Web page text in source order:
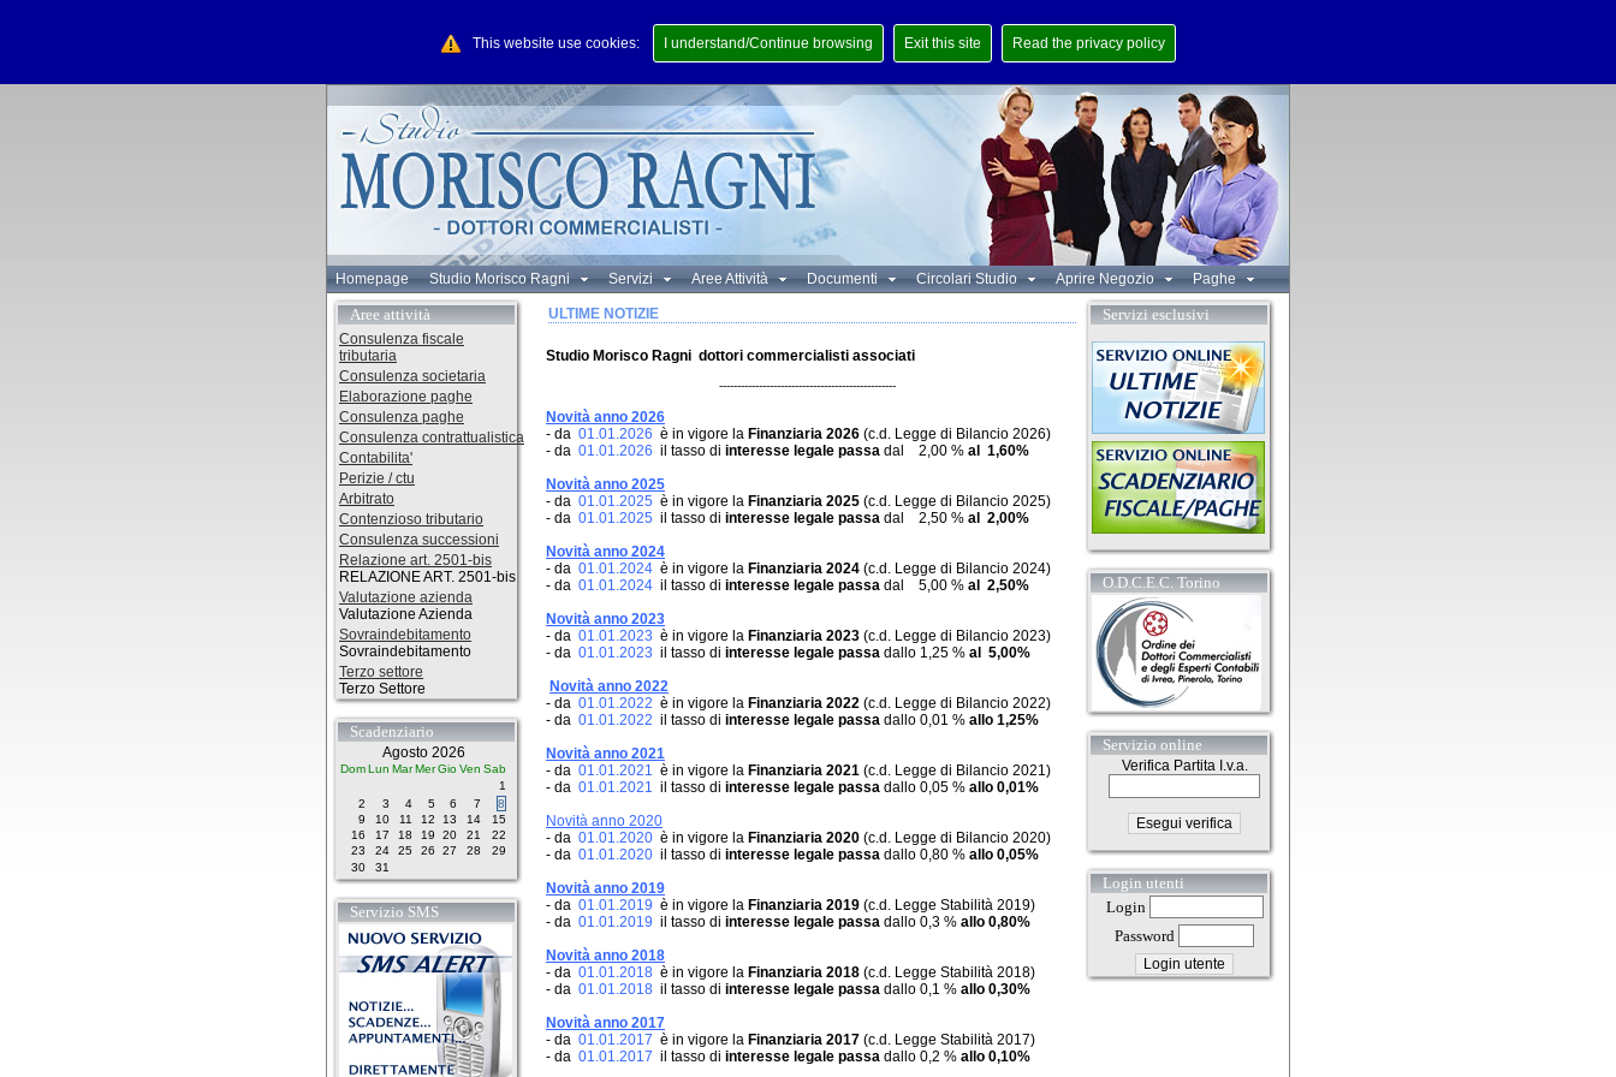
This website use cookies: I understand/Continue browsing Exit this site Read the privacy policy
Homepage Studio Morisco Ragni Servizi Aree Attività Documenti Circolari Studio Aprire Negozio Paghe
Aree attività
Consulenza fiscale
tributaria
Consulenza societaria
Elaborazione paghe
Consulenza paghe
Consulenza contrattualistica
Contabilita'
Perizie / ctu
Arbitrato
Contenzioso tributario
Consulenza successioni
Relazione art. 2501-bis
RELAZIONE ART. 2501-bis
Valutazione azienda
Valutazione Azienda
Sovraindebitamento
Sovraindebitamento
Terzo settore
Terzo Settore
Scadenziario
Agosto 2026
DomLun MarMerGioVen Sab
1
2
3 4 5 6 7
8
9
10 11 12 13 14
15
16
17 18 19 20 21
22
23
24 25 26 27 28
29
30
31
Servizio SMS
ULTIME NOTIZIE
Studio Morisco Ragni dottori commercialisti associati
-------------------------------------------------
Novità anno 2026
- da 01.01.2026 è in vigore la Finanziaria 2026 (c.d. Legge di Bilancio 2026)
- da 01.01.2026 il tasso di interesse legale passa dal 2,00 % al 1,60%
Novità anno 2025
- da 01.01.2025 è in vigore la Finanziaria 2025 (c.d. Legge di Bilancio 2025)
- da 01.01.2025 il tasso di interesse legale passa dal 2,50 % al 2,00%
Novità anno 2024
- da 01.01.2024 è in vigore la Finanziaria 2024 (c.d. Legge di Bilancio 2024)
- da 01.01.2024 il tasso di interesse legale passa dal 5,00 % al 2,50%
Novità anno 2023
- da 01.01.2023 è in vigore la Finanziaria 2023 (c.d. Legge di Bilancio 2023)
- da 01.01.2023 il tasso di interesse legale passa dallo 1,25 % al 5,00%
Novità anno 2022
- da 01.01.2022 è in vigore la Finanziaria 2022 (c.d. Legge di Bilancio 2022)
- da 01.01.2022 il tasso di interesse legale passa dallo 0,01 % allo 1,25%
Novità anno 2021
- da 01.01.2021 è in vigore la Finanziaria 2021 (c.d. Legge di Bilancio 2021)
- da 01.01.2021 il tasso di interesse legale passa dallo 0,05 % allo 0,01%
Novità anno 2020
- da 01.01.2020 è in vigore la Finanziaria 2020 (c.d. Legge di Bilancio 2020)
- da 01.01.2020 il tasso di interesse legale passa dallo 0,80 % allo 0,05%
Novità anno 2019
- da 01.01.2019 è in vigore la Finanziaria 2019 (c.d. Legge Stabilità 2019)
- da 01.01.2019 il tasso di interesse legale passa dallo 0,3 % allo 0,80%
Novità anno 2018
- da 01.01.2018 è in vigore la Finanziaria 2018 (c.d. Legge Stabilità 2018)
- da 01.01.2018 il tasso di interesse legale passa dallo 0,1 % allo 0,30%
Novità anno 2017
- da 01.01.2017 è in vigore la Finanziaria 2017 (c.d. Legge Stabilità 2017)
- da 01.01.2017 il tasso di interesse legale passa dallo 0,2 % allo 0,10%
Servizi esclusivi
O.D.C.E.C. Torino
Servizio online
Verifica Partita I.v.a.
Login utenti
Login
Password